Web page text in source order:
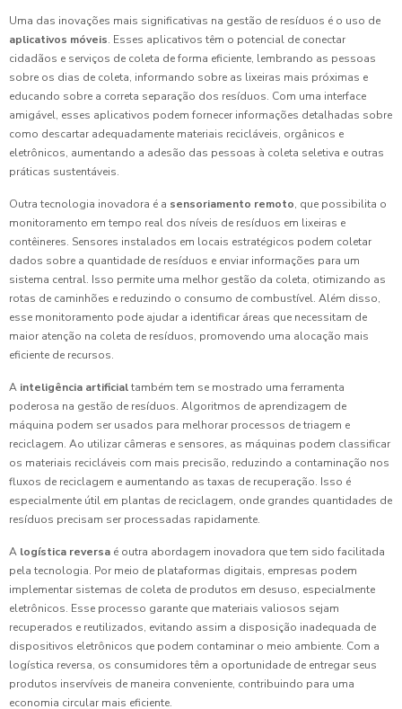
Uma das inovações mais significativas na gestão de resíduos é o uso de
aplicativos móveis. Esses aplicativos têm o potencial de conectar
cidadãos e serviços de coleta de forma eficiente, lembrando as pessoas
sobre os dias de coleta, informando sobre as lixeiras mais próximas e
educando sobre a correta separação dos resíduos. Com uma interface
amigável, esses aplicativos podem fornecer informações detalhadas sobre
como descartar adequadamente materiais recicláveis, orgânicos e
eletrônicos, aumentando a adesão das pessoas à coleta seletiva e outras
práticas sustentáveis.
Outra tecnologia inovadora é a sensoriamento remoto, que possibilita o
monitoramento em tempo real dos níveis de resíduos em lixeiras e
contêineres. Sensores instalados em locais estratégicos podem coletar
dados sobre a quantidade de resíduos e enviar informações para um
sistema central. Isso permite uma melhor gestão da coleta, otimizando as
rotas de caminhões e reduzindo o consumo de combustível. Além disso,
esse monitoramento pode ajudar a identificar áreas que necessitam de
maior atenção na coleta de resíduos, promovendo uma alocação mais
eficiente de recursos.
A inteligência artificialtambém tem se mostrado uma ferramenta
poderosa na gestão de resíduos. Algoritmos de aprendizagem de
máquina podem ser usados para melhorar processos de triagem e
reciclagem. Ao utilizar câmeras e sensores, as máquinas podem classificar
os materiais recicláveis com mais precisão, reduzindo a contaminação nos
fluxos de reciclagem e aumentando as taxas de recuperação. Isso é
especialmente útil em plantas de reciclagem, onde grandes quantidades de
resíduos precisam ser processadas rapidamente.
A logística reversa é outra abordagem inovadora que tem sido facilitada
pela tecnologia. Por meio de plataformas digitais, empresas podem
implementar sistemas de coleta de produtos em desuso, especialmente
eletrônicos. Esse processo garante que materiais valiosos sejam
recuperados e reutilizados, evitando assim a disposição inadequada de
dispositivos eletrônicos que podem contaminar o meio ambiente. Com a
logística reversa, os consumidores têm a oportunidade de entregar seus
produtos inservíveis de maneira conveniente, contribuindo para uma
economia circular mais eficiente.